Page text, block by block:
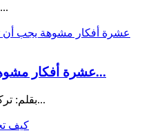
لينا العطّار/ اخترنا لكم من اراجيك...
عشرة أفكار مشوهة يجب أن تطردها فورًا حتى...
بقلم: تركي المالكي الحياة مليئة بالجمال وا...